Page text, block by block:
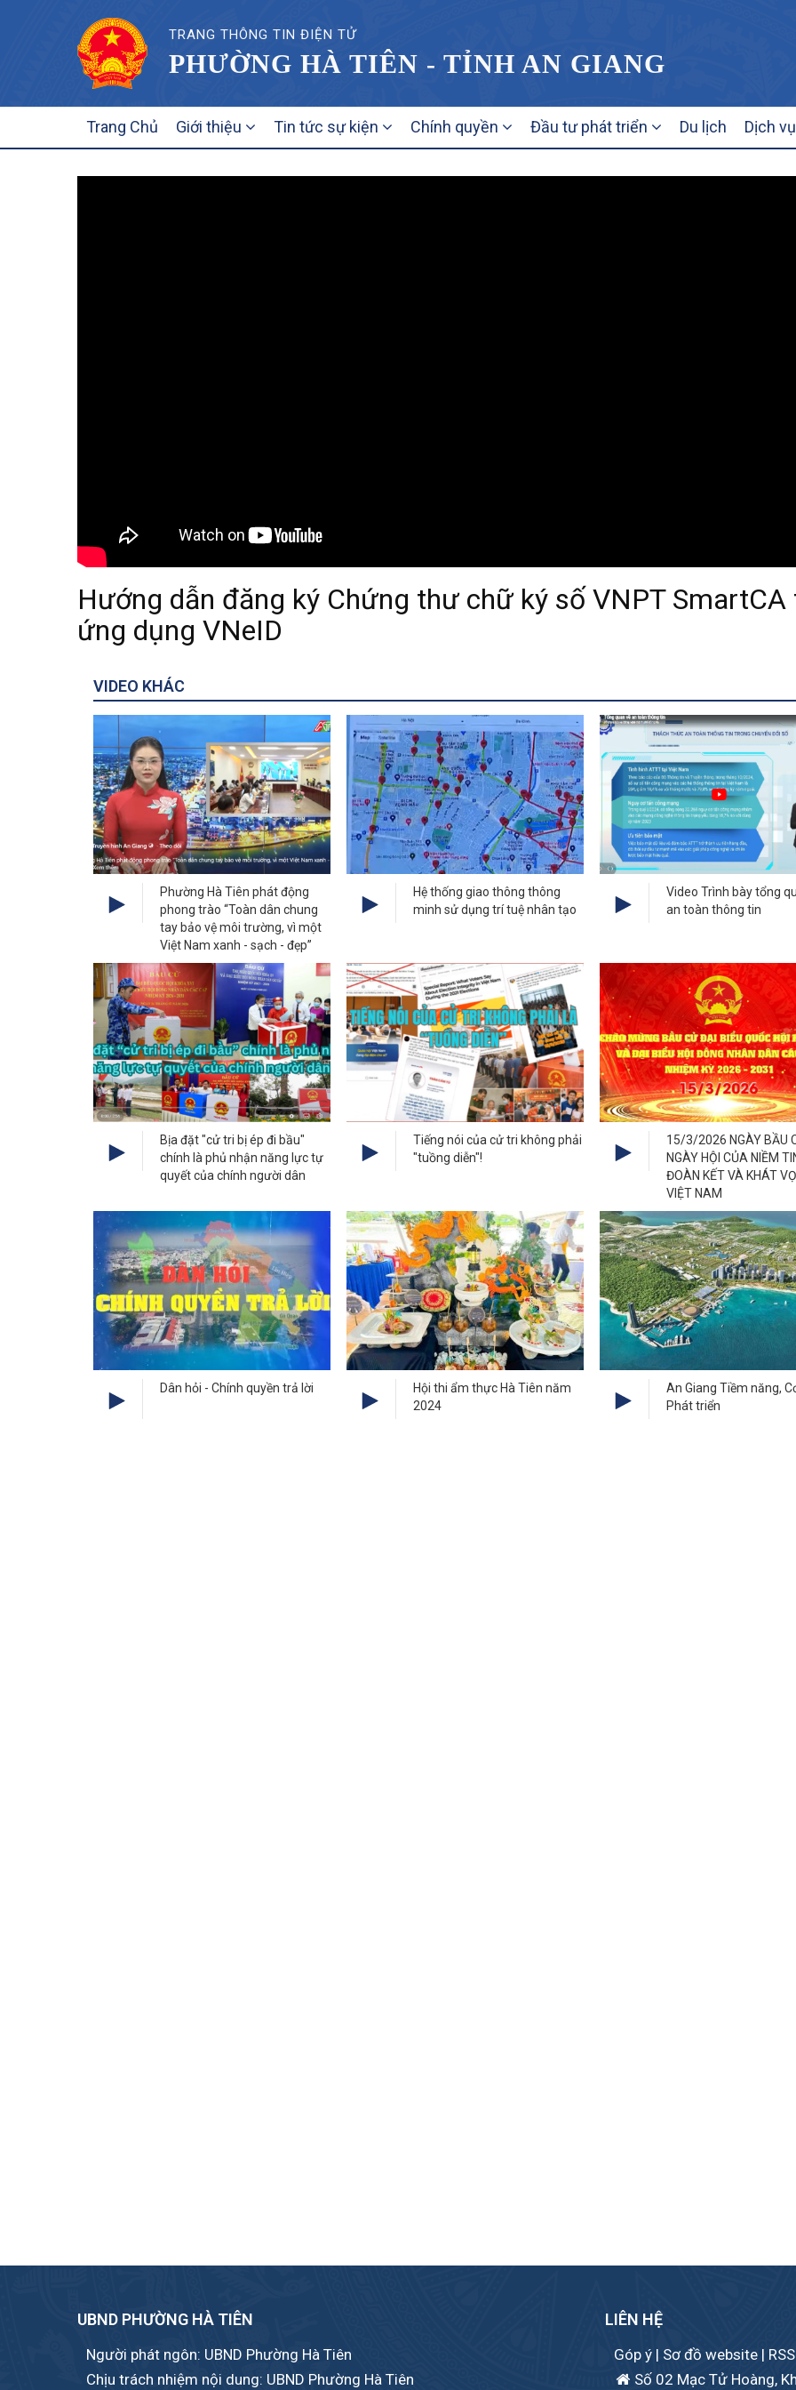
TRANG THÔNG TIN ĐIỆN TỬ
PHƯỜNG HÀ TIÊN - TỈNH AN GIANG
NAVIGATION
Trang Chủ Giới thiệu Tin tức sự kiện Chính quyền Đầu tư phát triển Du lịch Dịch
Hướng dẫn đăng ký Chứng thư chữ ký số VNPT SmartCA
ứng dụng VNeID
VIDEO KHÁC
Phường Hà Tiên phát động
phong trào “Toàn dân chung
tay bảo vệ môi trường, vì một
Việt Nam xanh - sạch - đẹp”
Hệ thống giao thông thông
minh sử dụng trí tuệ nhân tạo
Video Trình bày tổng
an toàn thông tin
Bịa đặt "cử tri bị ép đi bầu"
chính là phủ nhận năng lực tự
quyết của chính người dân
Tiếng nói của cử tri không phải
"tuồng diễn"!
15/3/2026 NGÀY BẦU
NGÀY HỘI CỦA NIỀM
ĐOÀN KẾT VÀ KHÁT
VIỆT NAM
Dân hỏi - Chính quyền trả lời
Hội thi ẩm thực Hà Tiên năm
2024
An Giang Tiềm năng,
Phát triển
UBND PHƯỜNG HÀ TIÊN
Người phát ngôn: UBND Phường Hà Tiên
Chịu trách nhiệm nội dung: UBND Phường Hà Tiên
LIÊN HỆ
Góp ý | Sơ đồ website | RSS
Số 02 Mạc Tử Hoàng,